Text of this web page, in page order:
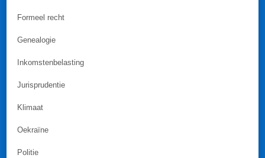
Formeel recht
Genealogie
Inkomstenbelasting
Jurisprudentie
Klimaat
Oekraïne
Politie